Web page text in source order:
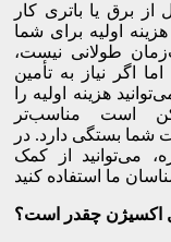
برق یا باتری کار
اولیه برای شما
طولانی نیست،
اگر نیاز به تأمین
هزینه اولیه را
است مناسب‌تر
شما بستگی دارد. در
می‌توانید از کمک
اکسیژن چقدر است؟